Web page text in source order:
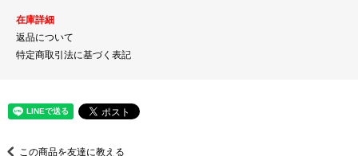
在庫詳細
返品について
特定商取引法に基づく表記
この商品を友達に教える